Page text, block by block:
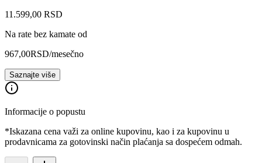
11.599,00 RSD
Na rate bez kamate od
967,00RSD/mesečno
Saznajte više
Informacije o popustu
*Iskazana cena važi za online kupovinu, kao i za kupovinu u
prodavnicama za gotovinski način plaćanja sa dospećem odmah.